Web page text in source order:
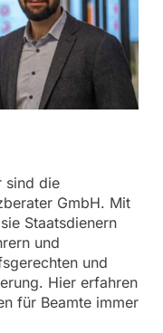
sind die
GmbH. Mit
Staatsdienern
und
und
Hier erfahren
für Beamte immer